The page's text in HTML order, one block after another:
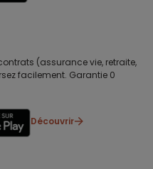
(assurance vie, retraite,
facilement. Garantie 0
Découvrir